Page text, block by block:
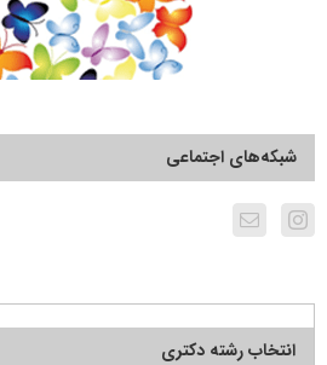
شبکه‌های اجتماعی
انتخاب رشته دکتری